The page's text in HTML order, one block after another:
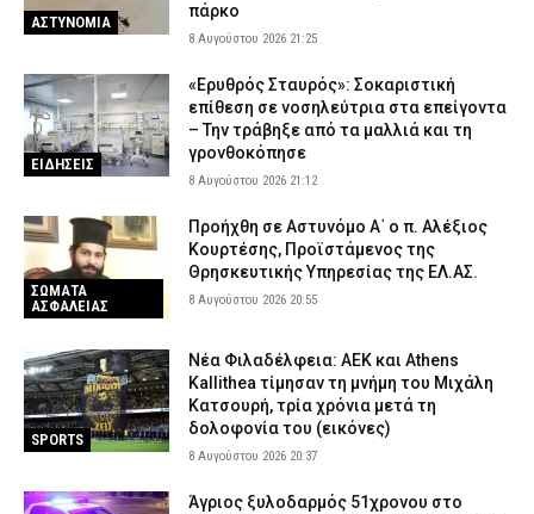
ΑΣΤΥΝΟΜΙΑ
πάρκο
8 Αυγούστου 2026 21:25
ΕΙΔΗΣΕΙΣ
«Ερυθρός Σταυρός»: Σοκαριστική
επίθεση σε νοσηλεύτρια στα επείγοντα
– Την τράβηξε από τα μαλλιά και τη
γρονθοκόπησε
8 Αυγούστου 2026 21:12
ΣΩΜΑΤΑ
ΑΣΦΑΛΕΙΑΣ
Προήχθη σε Αστυνόμο Α΄ ο π. Αλέξιος
Κουρτέσης, Προϊστάμενος της
Θρησκευτικής Υπηρεσίας της ΕΛ.ΑΣ.
8 Αυγούστου 2026 20:55
SPORTS
Νέα Φιλαδέλφεια: ΑΕΚ και Athens
Kallithea τίμησαν τη μνήμη του Μιχάλη
Κατσουρή, τρία χρόνια μετά τη
δολοφονία του (εικόνες)
8 Αυγούστου 2026 20:37
Άγριος ξυλοδαρμός 51χρονου στο